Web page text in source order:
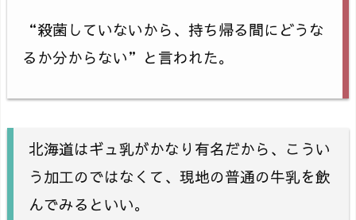
“殺菌していないから、持ち帰る間にどうな
るか分からない”と言われた。
北海道はギュ乳がかなり有名だから、こうい
う加工のではなくて、現地の普通の牛乳を飲
んでみるといい。